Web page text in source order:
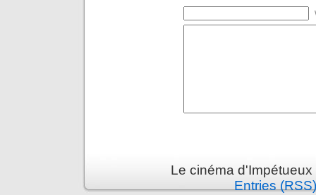
Le cinéma
Entries (RSS)